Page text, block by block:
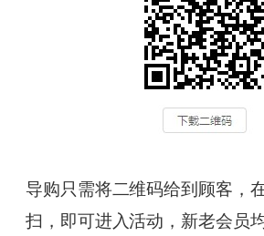
导购只需将二维码给到顾客，
扫，即可进入活动，新老会员